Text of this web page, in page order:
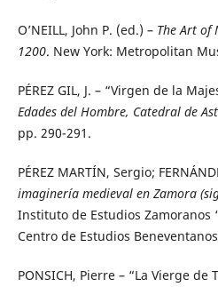
O’NEILL, John P. (ed.) – The Art of
1200. New York: Metropolitan
PÉREZ GIL, J. – “Virgen de la
Edades del Hombre, Catedral de
pp. 290-291.
PÉREZ MARTÍN, Sergio;
imaginería medieval en Zamora
Instituto de Estudios Zamoranos
Centro de Estudios
PONSICH, Pierre – “La Vierge